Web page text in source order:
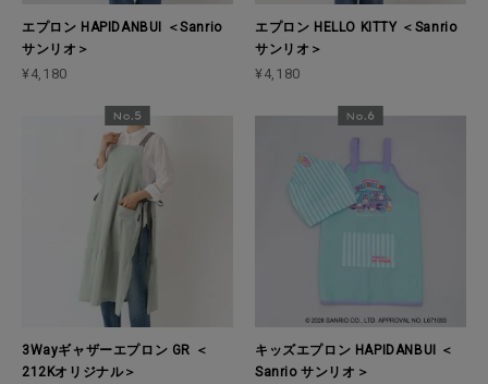
エプロン HAPIDANBUI ＜Sanrio
サンリオ＞
¥4,180
エプロン HELLO KITTY ＜Sanrio
サンリオ＞
¥4,180
3Wayギャザーエプロン GR ＜
212Kオリジナル＞
キッズエプロン HAPIDANBUI ＜
Sanrio サンリオ＞